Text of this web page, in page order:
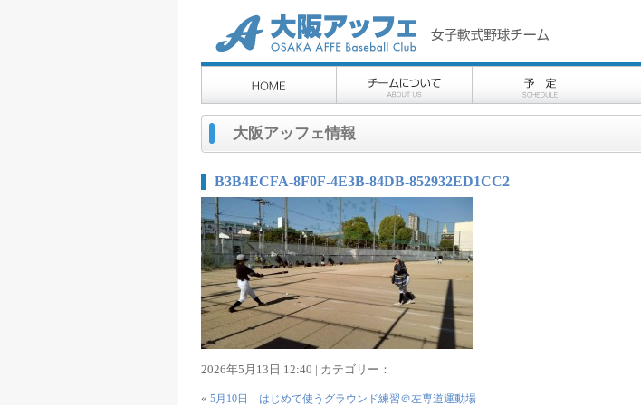
大阪アッフェ情報
B3B4ECFA-8F0F-4E3B-84DB-852932ED1CC2
2026年5月13日 12:40 | カテゴリー：
« 5月10日 はじめて使うグラウンド練習＠左専道運動場